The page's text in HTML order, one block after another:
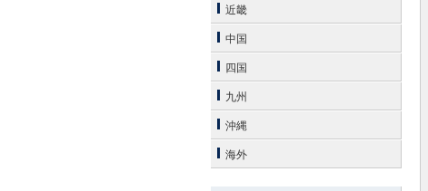
近畿
中国
四国
九州
沖縄
海外